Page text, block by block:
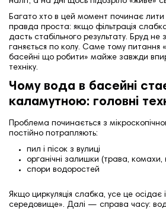
Багато хто в цей момент починає лити
правда проста: якщо фільтрація
дасть стабільного результату. Бруд
ганяється по колу. Саме тому питання
басейні що робити» майже завжди
техніку.
Чому вода в басейні
каламутною: головні
Проблема починається з
постійно потрапляють:
пил і пісок з вулиці
органічні залишки (трава,
спори водоростей
Якщо циркуляція слабка, усе це осідає
середовище». Далі — справа часу: